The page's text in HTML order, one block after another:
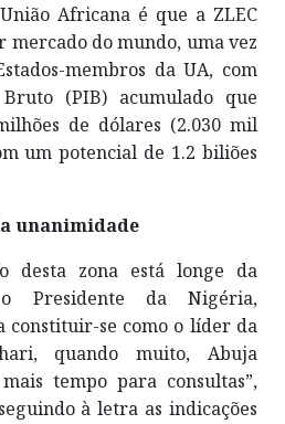
Africana é que a ZLEC
do mundo, uma vez
membros da UA, com
(PIB) acumulado que
de dólares (2.030 mil
um potencial de 1.2 biliões
unanimidade
desta zona está longe da
Presidente da Nigéria,
constituir-se como o líder da
quando muito, Abuja
tempo para consultas”,
à letra as indicações